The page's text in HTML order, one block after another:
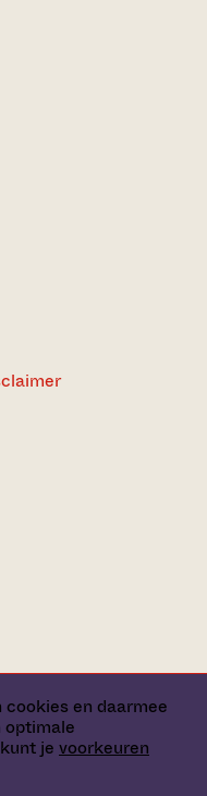
en daarmee
optimale
je voorkeuren